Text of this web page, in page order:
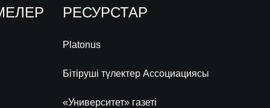
РЕСУРСТАР
Platonus
Бітіруші түлектер Ассоциациясы
«Университет» газеті